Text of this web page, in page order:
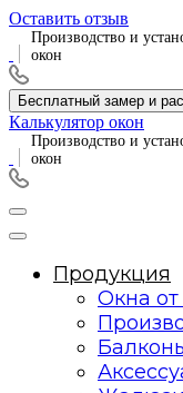
Оставить отзыв
Производство и
окон
Бесплатный замер и
Калькулятор окон
Производство и
окон
Продукция
Окна